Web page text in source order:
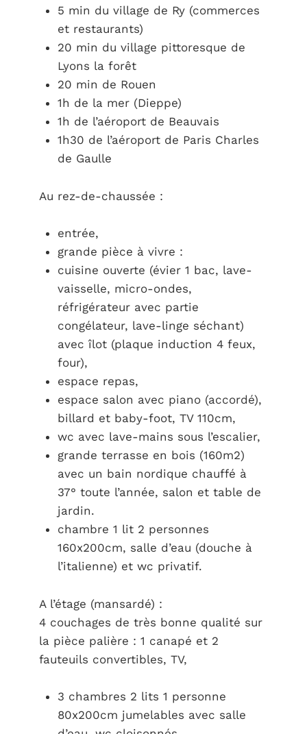
5 min du village de Ry (commerces
et restaurants)
20 min du village pittoresque de
Lyons la forêt
20 min de Rouen
1h de la mer (Dieppe)
1h de l’aéroport de Beauvais
1h30 de l’aéroport de Paris Charles
de Gaulle
Au rez-de-chaussée :
entrée,
grande pièce à vivre :
cuisine ouverte (évier 1 bac, lave-
vaisselle, micro-ondes,
réfrigérateur avec partie
congélateur, lave-linge séchant)
avec îlot (plaque induction 4 feux,
four),
espace repas,
espace salon avec piano (accordé),
billard et baby-foot, TV 110cm,
wc avec lave-mains sous l’escalier,
grande terrasse en bois (160m2)
avec un bain nordique chauffé à
37° toute l’année, salon et table de
jardin.
chambre 1 lit 2 personnes
160x200cm, salle d’eau (douche à
l’italienne) et wc privatif.
A l’étage (mansardé) :
4 couchages de très bonne qualité sur
la pièce palière : 1 canapé et 2
fauteuils convertibles, TV,
3 chambres 2 lits 1 personne
80x200cm jumelables avec salle